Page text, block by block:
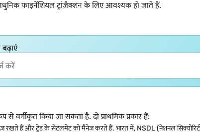
आधुनिक फाइनेंशियल ट्रांज़ैक्शन के लिए आवश्यक हो जाते हैं.
से वर्गीकृत किया जा सकता है. दो प्राथमिक प्रकार हैं:
रखते हैं और ट्रेड के सेटलमेंट को मैनेज करते हैं. भारत में, NSDL (नेशनल